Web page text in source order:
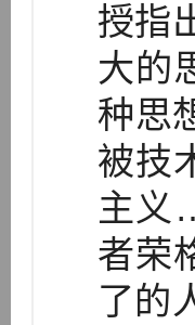
授指
大的
种思
被技
主义
者荣
了的